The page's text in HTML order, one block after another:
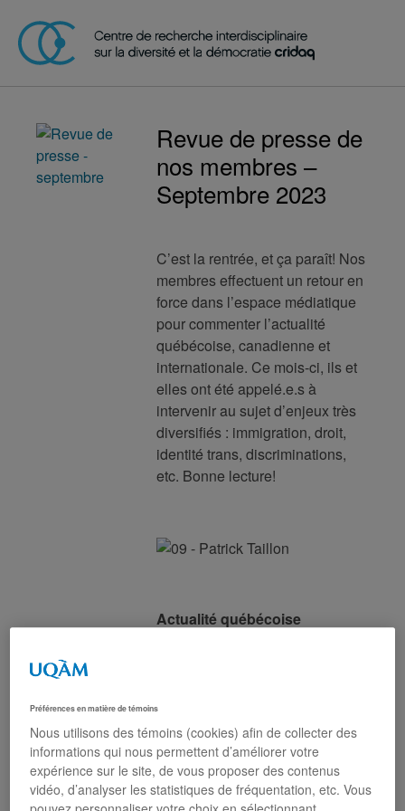
Revue de presse de
nos membres –
Septembre 2023
C’est la rentrée, et ça paraît! Nos
membres effectuent un retour en
force dans l’espace médiatique
pour commenter l’actualité
québécoise, canadienne et
internationale. Ce mois-ci, ils et
elles ont été appelé.e.s à
intervenir au sujet d’enjeux très
diversifiés : immigration, droit,
identité trans, discriminations,
etc. Bonne lecture!
Actualité québécoise
Protéger les employés, museler
les citoyens, avec la participation
deLouis-Philippe Lampron ,La
Préférences en matière de témoins
Nous utilisons des témoins (cookies) afin de collecter des
informations qui nous permettent d’améliorer votre
expérience sur le site, de vous proposer des contenus
vidéo, d’analyser les statistiques de fréquentation, etc. Vous